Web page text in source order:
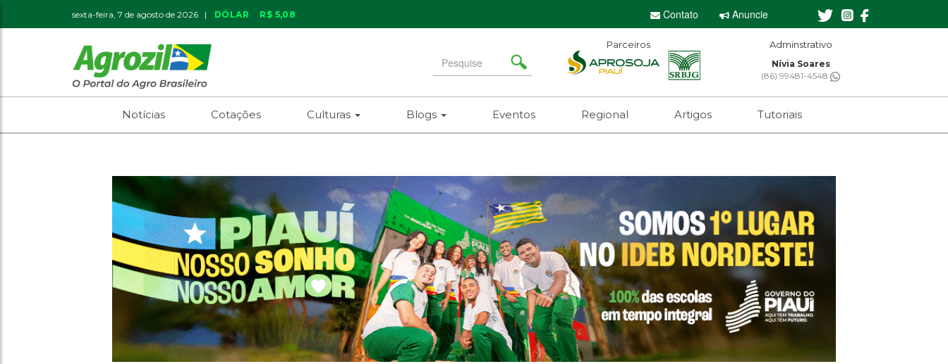
sexta-feira, 7 de agosto de 2026 | DÓLAR R$ 5,08 Contato Anuncie
Search
for
Parceiros Editor-chefe
Sebastian Eugênio
(61) 99650-2473
Notícias Cotações Culturas Blogs Eventos Regional Artigos Tutoriais